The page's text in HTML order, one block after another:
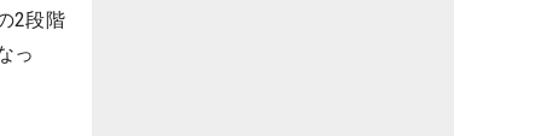
2段階
っ